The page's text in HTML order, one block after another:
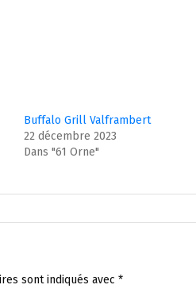
Buffalo Grill Valframbert
22 décembre 2023
Dans "61 Orne"
sont indiqués avec *